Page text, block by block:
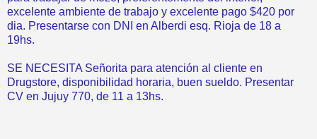
excelente ambiente de trabajo y excelente pago $420 por
dia. Presentarse con DNI en Alberdi esq. Rioja de 18 a
19hs.
SE NECESITA Señorita para atención al cliente en
Drugstore, disponibilidad horaria, buen sueldo. Presentar
CV en Jujuy 770, de 11 a 13hs.